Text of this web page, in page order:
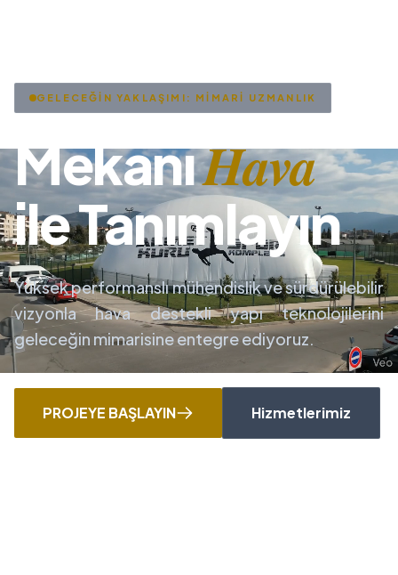
GELECEĞİN YAKLAŞIMI: MİMARİ UZMANLIK
MekanıHava
ile Tanımlayın
Yüksek performanslı mühendislik ve sürdürülebilir
vizyonla hava destekli yapı teknolojilerini
geleceğin mimarisine entegre ediyoruz.
PROJEYE BAŞLAYIN Hizmetlerimiz